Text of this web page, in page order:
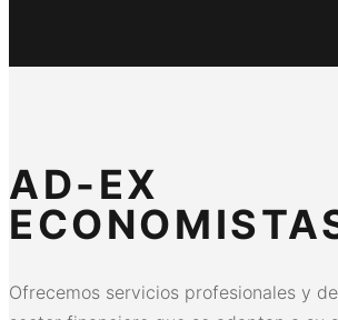
AD-EX
Ofrecemos servicios profesionales y